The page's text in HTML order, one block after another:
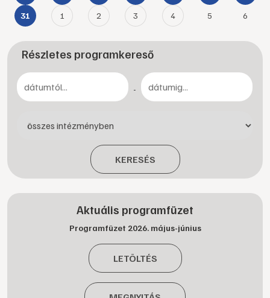
31 1 2 3 4 5 6
Részletes programkereső
-
KERESÉS
Aktuális programfüzet
Programfüzet 2026. május-június
LETÖLTÉS